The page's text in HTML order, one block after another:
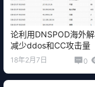
论利用DNSPOD海外
减少ddos和CC攻击量
18年2月7日 0